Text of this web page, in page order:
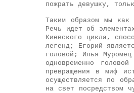
пожрать девушку,
Таким образом мы как
Речь идет об
Киевского цикла,
легенд; Егорий
головой; Илья
одновременно
превращения в миф
осуществляется по
на свет посредством